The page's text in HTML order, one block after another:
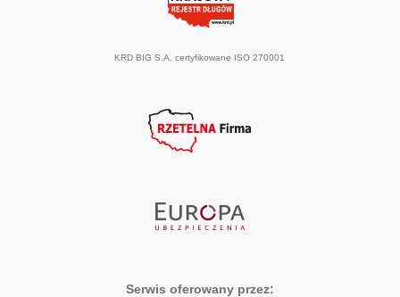
KRD BIG S.A. certyfikowane ISO 270001
Serwis oferowany przez: